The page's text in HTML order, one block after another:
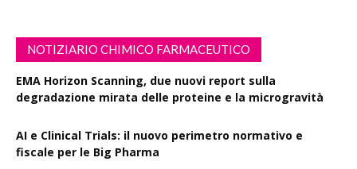
NOTIZIARIO CHIMICO FARMACEUTICO
EMA Horizon Scanning, due nuovi report sulla
degradazione mirata delle proteine e la microgravità
AI e Clinical Trials: il nuovo perimetro normativo e
fiscale per le Big Pharma